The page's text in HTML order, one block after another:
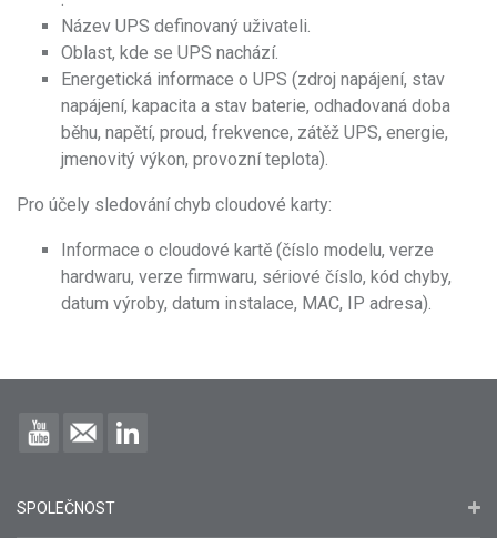
Název UPS definovaný uživateli.
Oblast, kde se UPS nachází.
Energetická informace o UPS (zdroj napájení, stav
napájení, kapacita a stav baterie, odhadovaná doba
běhu, napětí, proud, frekvence, zátěž UPS, energie,
jmenovitý výkon, provozní teplota).
Pro účely sledování chyb cloudové karty:
Informace o cloudové kartě (číslo modelu, verze
hardwaru, verze firmwaru, sériové číslo, kód chyby,
datum výroby, datum instalace, MAC, IP adresa).
SPOLEČNOST